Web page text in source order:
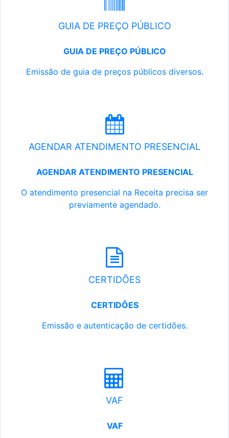
GUIA DE PREÇO PÚBLICO
GUIA DE PREÇO PÚBLICO
Emissão de guia de preços públicos diversos.
AGENDAR ATENDIMENTO PRESENCIAL
AGENDAR ATENDIMENTO PRESENCIAL
O atendimento presencial na Receita precisa ser
previamente agendado.
CERTIDÕES
CERTIDÕES
Emissão e autenticação de certidões.
VAF
VAF